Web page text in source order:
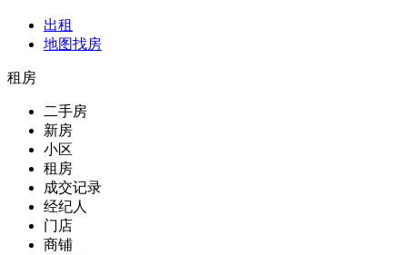
出租
地图找房
租房
二手房
新房
小区
租房
成交记录
经纪人
门店
商铺